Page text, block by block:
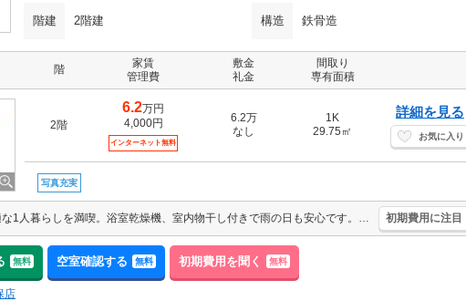
階建 2階建 構造 鉄骨造
階
家賃
管理費
敷金
礼金
間取り
専有面積
2階
6.2万円
4,000円
インターネット無料
6.2万
なし
1K
29.75㎡
詳細を見る
お気に入り
写真充実
設備充実で快適な1人暮らしを満喫。浴室乾燥機、室内物干し付きで雨の日も安心です。最寄り駅まで徒歩2分！。買い物便利な立地ですよ～!!。退去時清掃費40,700円。ぜひお問い合わせください!。 初期費用に注目
無料 空室確認する 無料 初期費用を聞く 無料
店